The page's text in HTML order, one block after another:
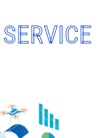
SERVICE